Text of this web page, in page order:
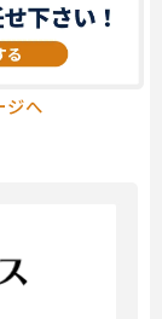
ジへ